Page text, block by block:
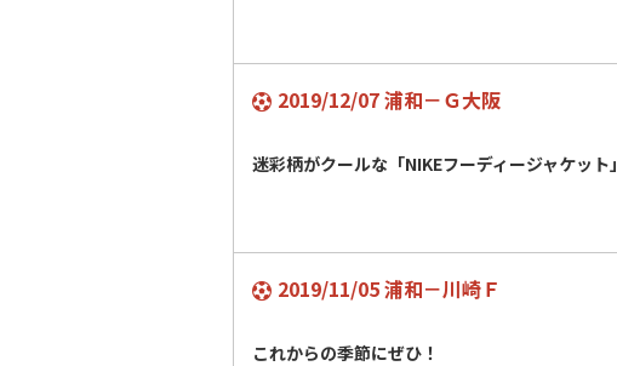
2019/12/07 浦和－Ｇ大阪
迷彩柄がクールな「NIKEフーディージャケット」
2019/11/05 浦和－川崎Ｆ
これからの季節にぜひ！